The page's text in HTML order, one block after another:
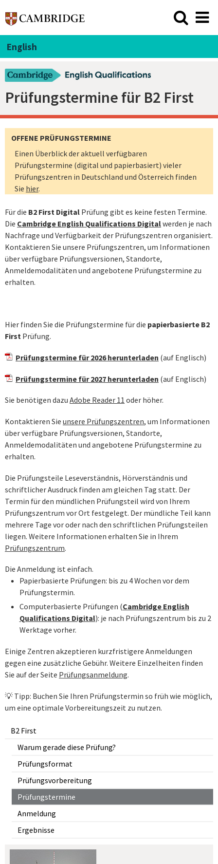
English
Prüfungstermine für B2 First
B2 First
Warum gerade diese Prüfung?
Prüfungsformat
Prüfungsvorbereitung
Prüfungstermine
Anmeldung
Ergebnisse
OFFENE PRÜFUNGSTERMINE
Einen Überblick der aktuell verfügbaren
Prüfungstermine (digital und papierbasiert) vieler
Prüfungszentren in Deutschland und Österreich finden
Sie hier.
Für die B2 First Digital Prüfung gibt es keine festen Termine.
Die Cambridge English Qualifications Digitalwerden je nach
Nachfrage und Verfügbarkeit der Prüfungszentren organisiert.
Kontaktieren Sie unsere Prüfungszentren, um Informationen
über verfügbare Prüfungsversionen, Standorte,
Anmeldemodalitäten und angebotene Prüfungstermine zu
erhalten.
Hier finden Sie die Prüfungstermine für die papierbasierte B2
First Prüfung.
Prüfungstermine für 2026 herunterladen (auf Englisch)
Prüfungstermine für 2027 herunterladen (auf Englisch)
Sie benötigen dazu Adobe Reader 11 oder höher.
Kontaktieren Sie unsere Prüfungszentren, um Informationen
über verfügbare Prüfungsversionen, Standorte,
Anmeldemodalitäten und angebotene Prüfungstermine zu
erhalten.
Die Prüfungsteile Leseverständnis, Hörverständnis und
schriftlicher Ausdruck finden am gleichen Tag statt. Der
Termin für den mündlichen Prüfungsteil wird von Ihrem
Prüfungszentrum vor Ort festgelegt. Der mündliche Teil kann
mehrere Tage vor oder nach den schriftlichen Prüfungsteilen
liegen. Weitere Informationen erhalten Sie in Ihrem
Prüfungszentrum.
Die Anmeldung ist einfach.
Papierbasierte Prüfungen: bis zu 4 Wochen vor dem
Prüfungstermin.
Computerbasierte Prüfungen (Cambridge English
Qualifications Digital): je nach Prüfungszentrum bis zu 2
Werktage vorher.
Einige Zentren akzeptieren kurzfristigere Anmeldungen
gegen eine zusätzliche Gebühr. Weitere Einzelheiten finden
Sie auf der Seite Prüfungsanmeldung.
💡 Tipp: Buchen Sie Ihren Prüfungstermin so früh wie möglich,
um eine optimale Vorbereitungszeit zu nutzen.